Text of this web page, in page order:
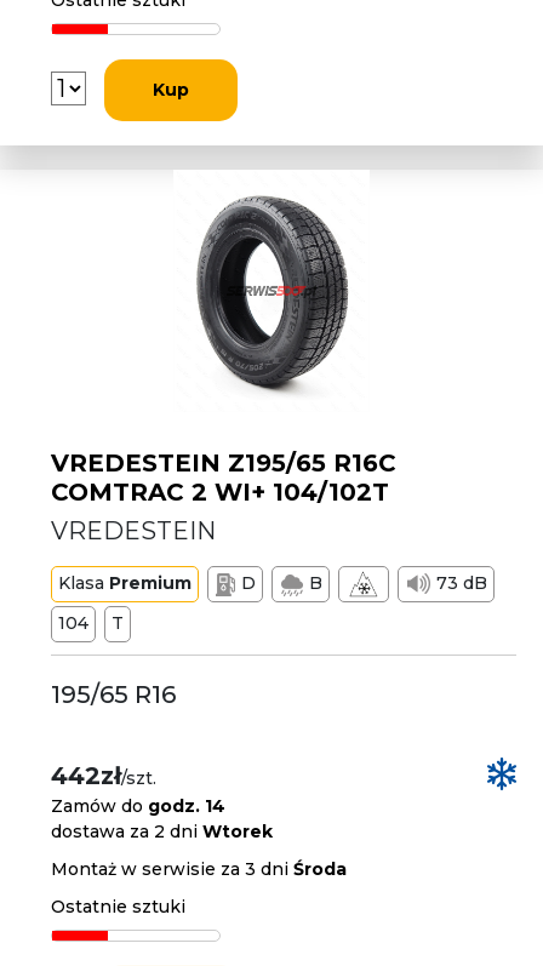
Kup
VREDESTEIN Z195/65 R16C
COMTRAC 2 WI+ 104/102T
VREDESTEIN
Klasa Premium D B
73 dB
104
T
195/65 R16
442zł/szt.
Zamów do godz. 14
dostawa za 2 dniWtorek
Montaż w serwisie za 3 dniŚroda
Ostatnie sztuki